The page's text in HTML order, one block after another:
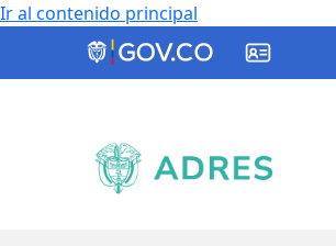
Ir al contenido principal
ADRES